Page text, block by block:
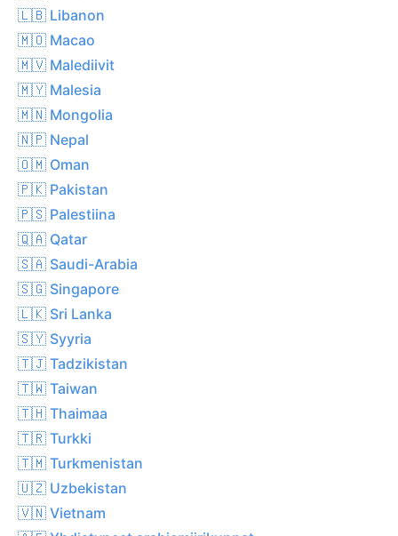
🇱🇧 Libanon
🇲🇴 Macao
🇲🇻 Malediivit
🇲🇾 Malesia
🇲🇳 Mongolia
🇳🇵 Nepal
🇴🇲 Oman
🇵🇰 Pakistan
🇵🇸 Palestiina
🇶🇦 Qatar
🇸🇦 Saudi-Arabia
🇸🇬 Singapore
🇱🇰 Sri Lanka
🇸🇾 Syyria
🇹🇯 Tadzikistan
🇹🇼 Taiwan
🇹🇭 Thaimaa
🇹🇷 Turkki
🇹🇲 Turkmenistan
🇺🇿 Uzbekistan
🇻🇳 Vietnam